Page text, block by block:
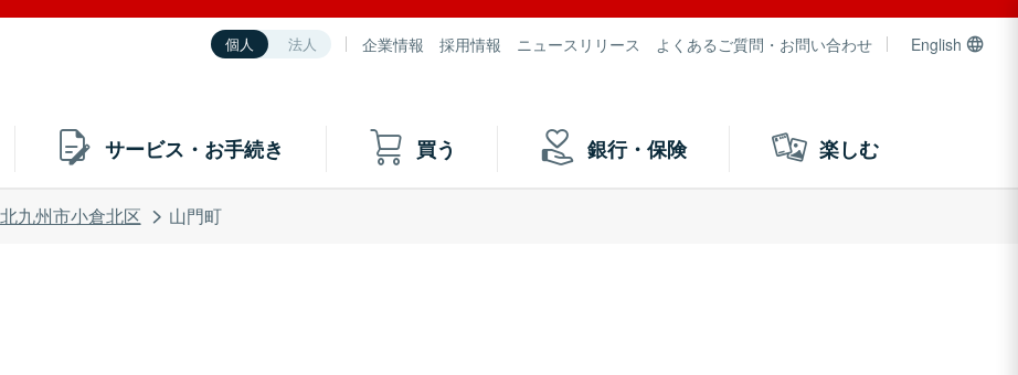
個人 法人 企業情報 採用情報 ニュースリリース よくあるご質問・お問い合わせ English
サービス・お手続き 買う 銀行・保険 楽しむ
北九州市小倉北区 山門町